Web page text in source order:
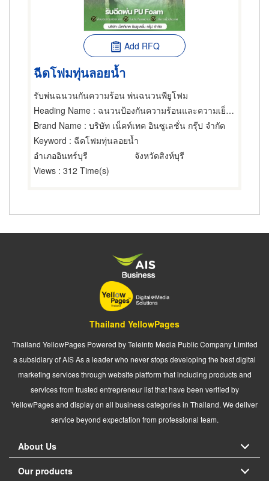
Add RFQ
ฉีดโฟมทุ่นลอยน้ำ
รับพ่นฉนวนกันความร้อน พ่นฉนวนพียูโฟม
Heading Name : ฉนวนป้องกันความร้อนและความเย็น,ผู้รับเหมากันรั่ว,อุปกรณ์และวัสดุกันรั่ว
Brand Name : บริษัท เน็คท์เทค อินซูเลชั่น กรุ๊ป จำกัด
Keyword : ฉีดโฟมทุ่นลอยน้ำ
อำเภออินทร์บุรี
จังหวัดสิงห์บุรี
Views : 312 Time(s)
Thailand YellowPages
Thailand YellowPages Powered by Teleinfo Media Public Company Limited
a subsidiary of AIS As a leader who never stops developing the best digital
marketing services through website platform that including products and
services from trusted entrepreneur list that have been verified by
YellowPages and display on all business categories in Thailand. We deliver
service beyond expectation from professional team.
About Us
Our products